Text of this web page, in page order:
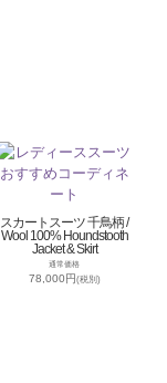
スカートスーツ 千鳥柄 /
Wool 100% Houndstooth
Jacket & Skirt
通常価格
78,000円(税別)